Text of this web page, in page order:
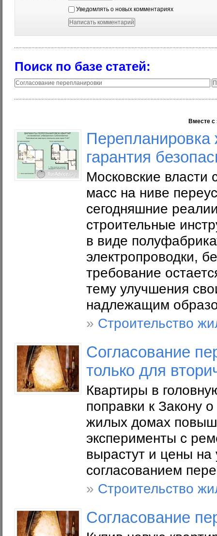
Уведомлять о новых комментариях
Поиск по базе статей:
Вместе с
гарантия
Московские
масс на ниве
сегодняшние
строительные
в виде
электропроводки,
требование
тему улучшения
надлежащим
» Строительство
Согласование
только для
Квартиры в
поправки к Закону
жилых домах
эксперименты с
вырастут и цены
согласованием
» Строительство
Согласование